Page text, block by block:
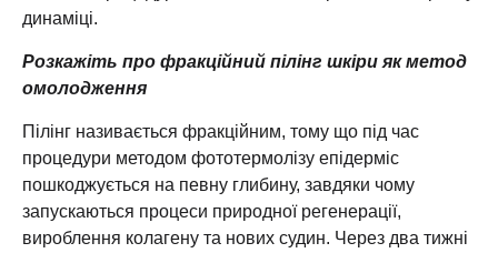
динаміці.
Розкажіть про фракційний пілінг шкіри як метод
омолодження
Пілінг називається фракційним, тому що під час
процедури методом фототермолізу епідерміс
пошкоджується на певну глибину, завдяки чому
запускаються процеси природної регенерації,
вироблення колагену та нових судин. Через два тижні